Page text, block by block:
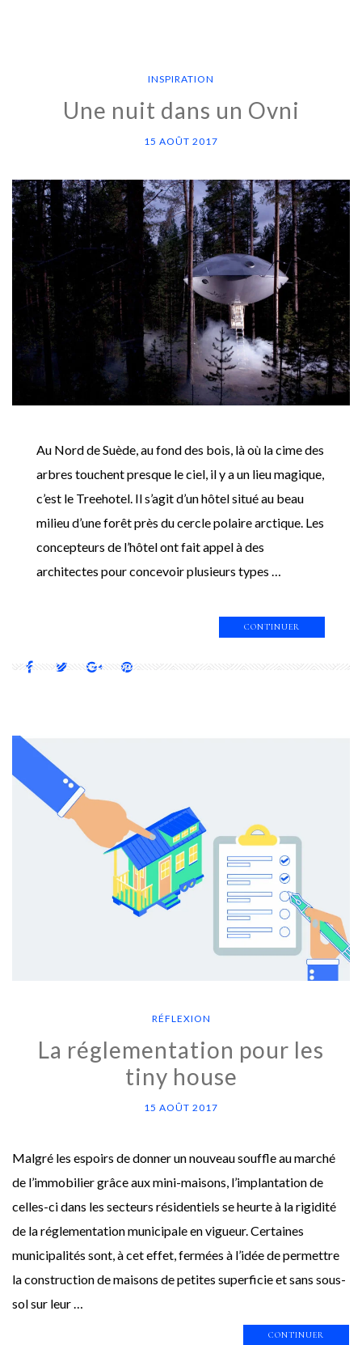
INSPIRATION
Une nuit dans un Ovni
15 AOÛT 2017
Au Nord de Suède, au fond des bois, là où la cime des
arbres touchent presque le ciel, il y a un lieu magique,
c’est le Treehotel. Il s’agit d’un hôtel situé au beau
milieu d’une forêt près du cercle polaire arctique. Les
concepteurs de l’hôtel ont fait appel à des
architectes pour concevoir plusieurs types …
CONTINUER
RÉFLEXION
La réglementation pour les
tiny house
15 AOÛT 2017
Malgré les espoirs de donner un nouveau souffle au marché
de l’immobilier grâce aux mini-maisons, l’implantation de
celles-ci dans les secteurs résidentiels se heurte à la rigidité
de la réglementation municipale en vigueur. Certaines
municipalités sont, à cet effet, fermées à l’idée de permettre
la construction de maisons de petites superficie et sans sous-
sol sur leur …
CONTINUER